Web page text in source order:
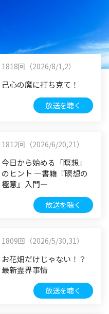
1818回（2026/8/1,2）
己心の魔に打ち克て！
放送を聴く
1812回（2026/6/20,21）
今日から始める「瞑想」
のヒント ―書籍『瞑想の
極意』入門―
放送を聴く
1809回（2026/5/30,31）
お花畑だけじゃない！？
最新霊界事情
放送を聴く